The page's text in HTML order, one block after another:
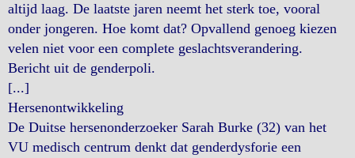
altijd laag. De laatste jaren neemt het sterk toe, vooral
onder jongeren. Hoe komt dat? Opvallend genoeg kiezen
velen niet voor een complete geslachtsverandering.
Bericht uit de genderpoli.
[...]
Hersenontwikkeling
De Duitse hersenonderzoeker Sarah Burke (32) van het
VU medisch centrum denkt dat gender­dysforie een